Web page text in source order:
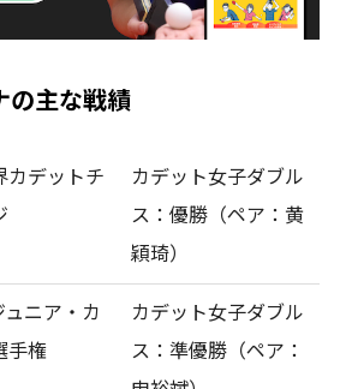
の主な戦績
カデットチ
カデット女子ダブル
ス：優勝（ペア：黄
穎琦）
ュニア・カ
手権
カデット女子ダブル
ス：準優勝（ペア：